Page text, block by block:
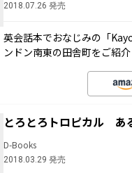
2018.07.26 発売
英会話本でおなじみの「
ンドン南東の田舎町をご紹介
とろとろトロピカル
D-Books
2018.03.29 発売